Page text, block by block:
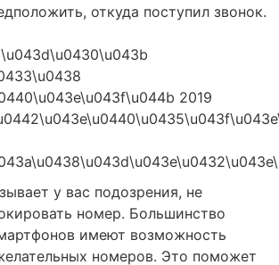
откуда поступил звонок.
у вас подозрения, не
номер. Большинство
имеют возможность
номеров. Это поможет